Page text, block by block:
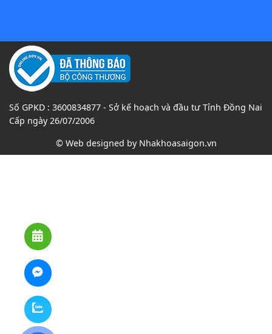
Số GPKD : 3600834877 - Sở kế hoạch và đầu tư Tỉnh Đồng Nai
Cấp ngày 26/07/2006
© Web designed by Nhakhoasaigon.vn